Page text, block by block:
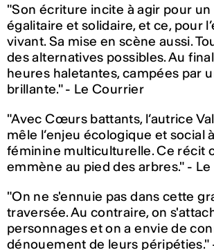
"Son écriture incite à agir pour
égalitaire et solidaire, et ce, pour
vivant. Sa mise en scène aussi.
des alternatives possibles. Au
heures haletantes, campées par
brillante." - Le Courrier
"Avec Cœurs battants, l’autrice
mêle l’enjeu écologique et social
féminine multiculturelle. Ce récit
emmène au pied des arbres." -
"On ne s'ennuie pas dans cette
traversée. Au contraire, on
personnages et on a envie de
dénouement de leurs péripéties."